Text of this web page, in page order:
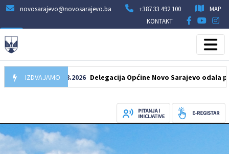
novosarajevo@novosarajevo.ba +387 33 492 100
MAP
KONTAKT
IZDVAJAMO
07.08.2026 Delegacija Općine Novo Sarajevo odala počast